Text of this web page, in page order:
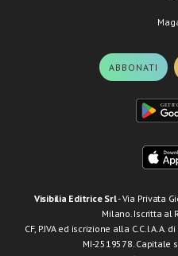
ABBONATI
Visibilia Editrice Srl- Via Privata
Milano. Iscritta al
CF, P.IVA ed iscrizione alla C.C.I.A.A.
MI-2519578. Capitale